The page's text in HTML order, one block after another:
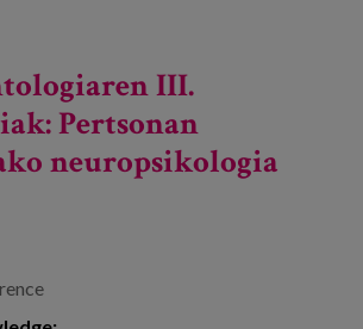
eta dementziaren erronkak
III.
Pertsonan
neuropsikologia